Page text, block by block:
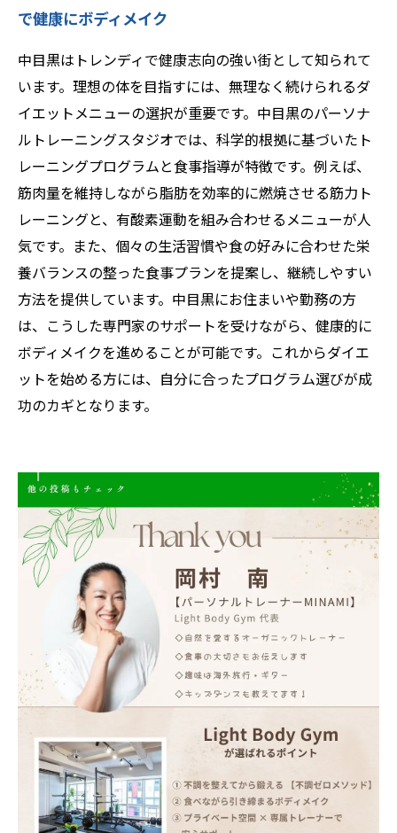
で健康にボディメイク
中目黒はトレンディで健康志向の強い街として知られて
います。理想の体を目指すには、無理なく続けられるダ
イエットメニューの選択が重要です。中目黒のパーソナ
ルトレーニングスタジオでは、科学的根拠に基づいたト
レーニングプログラムと食事指導が特徴です。例えば、
筋肉量を維持しながら脂肪を効率的に燃焼させる筋力ト
レーニングと、有酸素運動を組み合わせるメニューが人
気です。また、個々の生活習慣や食の好みに合わせた栄
養バランスの整った食事プランを提案し、継続しやすい
方法を提供しています。中目黒にお住まいや勤務の方
は、こうした専門家のサポートを受けながら、健康的に
ボディメイクを進めることが可能です。これからダイエ
ットを始める方には、自分に合ったプログラム選びが成
功のカギとなります。